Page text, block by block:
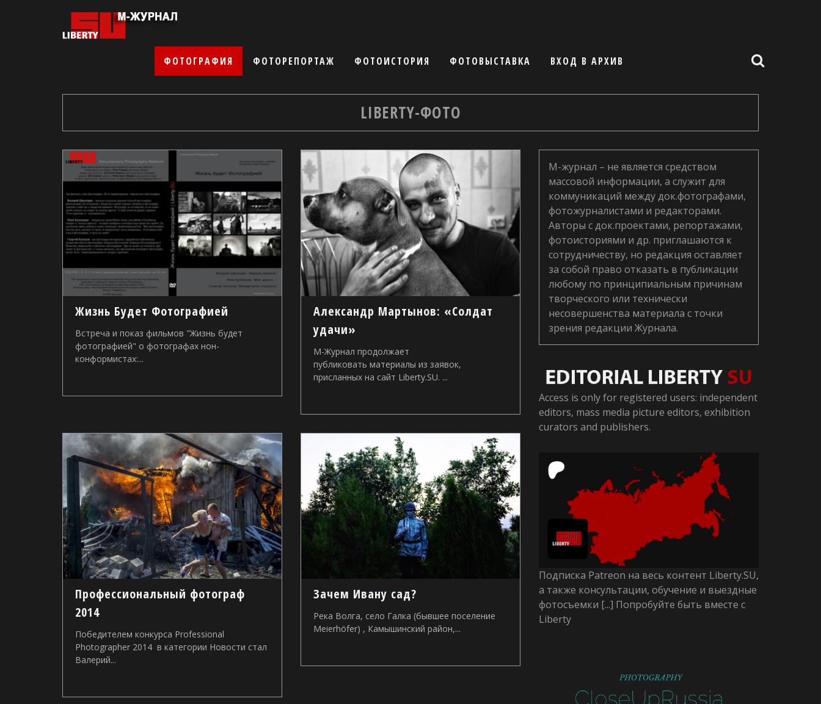
ФОТОГРАФИЯ ФОТОРЕПОРТАЖ ФОТОИСТОРИЯ ФОТОВЫСТАВКА ВХОД В АРХИВ
LIBERTY-ФОТО
Жизнь Будет Фотографией
Встреча и показ фильмов "Жизнь будет
фотографией" о фотографах нон-
конформистах:...
Александр Мартынов: «Солдат
удачи»
М-Журнал продолжает
публиковать материалы из заявок,
присланных на сайт Liberty.SU. ...
Профессиональный фотограф
2014
Победителем конкурса Professional
Photographer 2014 в категории Новости стал
Валерий...
Зачем Ивану сад?
Река Волга, село Галка (бывшее поселение
Meierhöfer) , Камышинский район,...
М-журнал – не является средством
массовой информации, а служит для
коммуникаций между док.фотографами,
фотожурналистами и редакторами.
Авторы с док.проектами, репортажами,
фотоисториями и др. приглашаются к
сотрудничеству, но редакция оставляет
за собой право отказать в публикации
любому по принципиальным причинам
творческого или технически
несовершенства материала с точки
зрения редакции Журнала.
Access is only for registered users: independent
editors, mass media picture editors, exhibition
curators and publishers.
Подписка Patreon на весь контент Liberty.SU,
а также консультации, обучение и выездные
фотосъемки [...] Попробуйте быть вместе с
Liberty